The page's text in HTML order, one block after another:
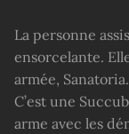
La personne
ensorcelante.
armée, Sanatoria.
C’est une
arme avec les